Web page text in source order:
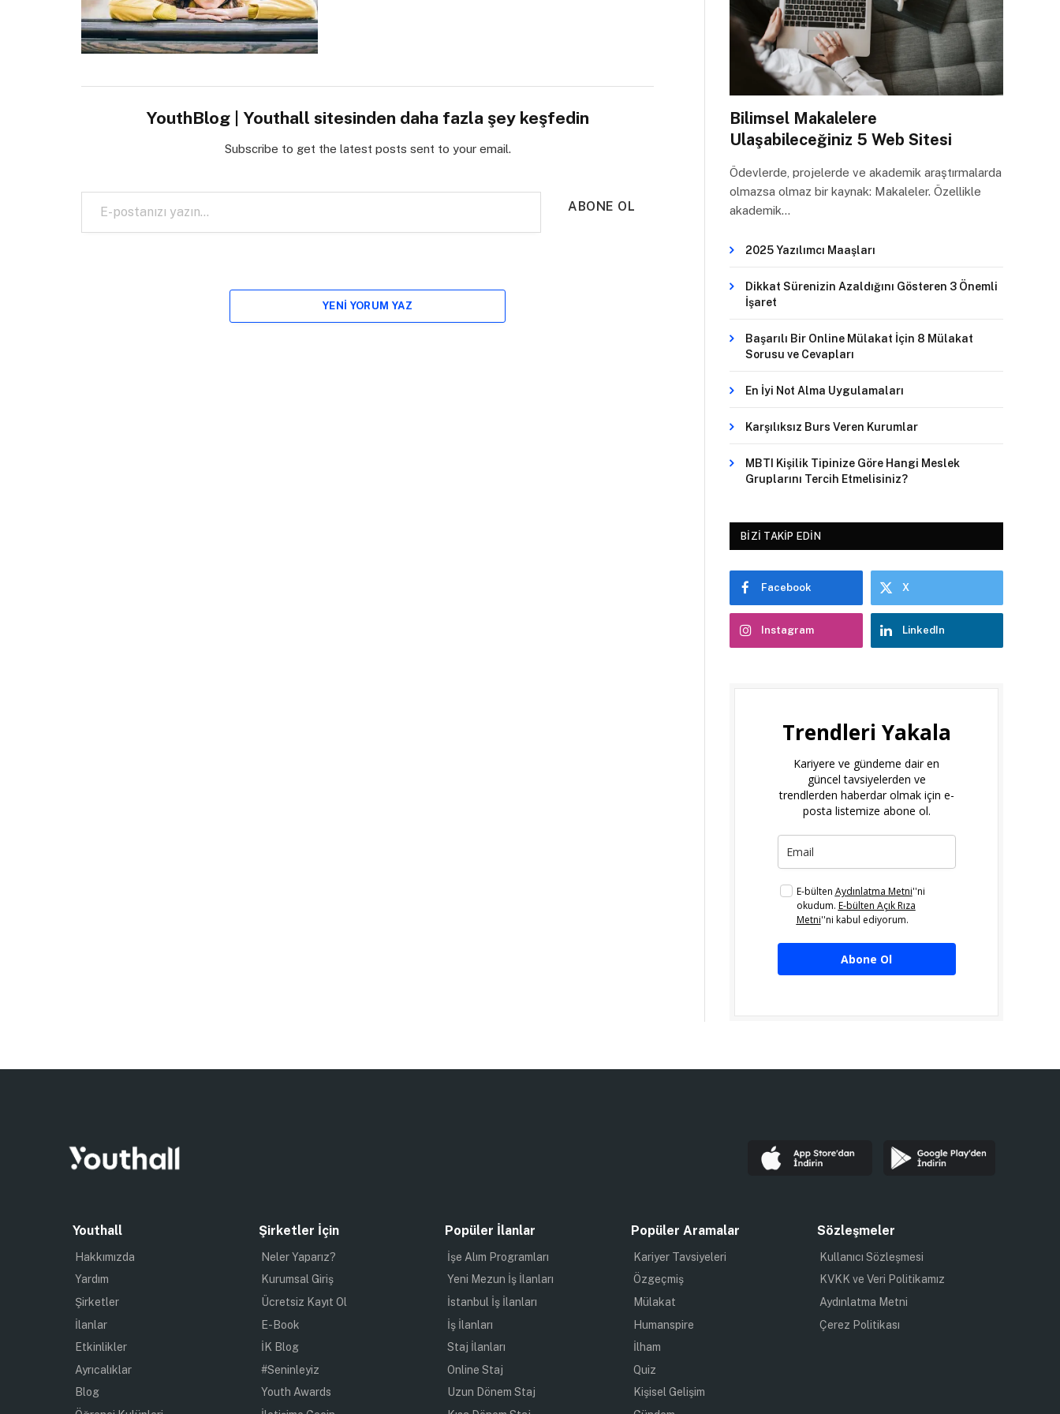
YouthBlog | Youthall sitesinden daha fazla şey keşfedin
Subscribe to get the latest posts sent to your email.
E-postanızı yazın…
ABONE OL
YENI YORUM YAZ
Bilimsel Makalelere
Ulaşabileceğiniz 5 Web Sitesi
Ödevlerde, projelerde ve akademik araştırmalarda
olmazsa olmaz bir kaynak: Makaleler. Özellikle
akademik…
2025 Yazılımcı Maaşları
Dikkat Sürenizin Azaldığını Gösteren 3 Önemli
İşaret
Başarılı Bir Online Mülakat İçin 8 Mülakat
Sorusu ve Cevapları
En İyi Not Alma Uygulamaları
Karşılıksız Burs Veren Kurumlar
MBTI Kişilik Tipinize Göre Hangi Meslek
Gruplarını Tercih Etmelisiniz?
BIZI TAKIP EDIN
Facebook X
Instagram LinkedIn
Trendleri Yakala
Kariyere ve gündeme dair en
güncel tavsiyelerden ve
trendlerden haberdar olmak için e-
posta listemize abone ol.
E-bülten Aydınlatma Metni''ni
okudum. E-bülten Açık Rıza
Metni''ni kabul ediyorum.
Abone Ol
Youthall
Hakkımızda
Yardım
Şirketler
İlanlar
Etkinlikler
Ayrıcalıklar
Blog
Şirketler İçin
Neler Yaparız?
Kurumsal Giriş
Ücretsiz Kayıt Ol
E-Book
İK Blog
#Seninleyiz
Youth Awards
Popüler İlanlar
İşe Alım Programları
Yeni Mezun İş İlanları
İstanbul İş İlanları
İş İlanları
Staj İlanları
Online Staj
Uzun Dönem Staj
Popüler Aramalar
Kariyer Tavsiyeleri
Özgeçmiş
Mülakat
Humanspire
İlham
Quiz
Kişisel Gelişim
Sözleşmeler
Kullanıcı Sözleşmesi
KVKK ve Veri Politikamız
Aydınlatma Metni
Çerez Politikası